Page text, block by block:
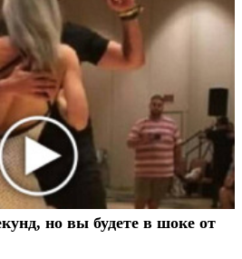
но вы будете в шоке от